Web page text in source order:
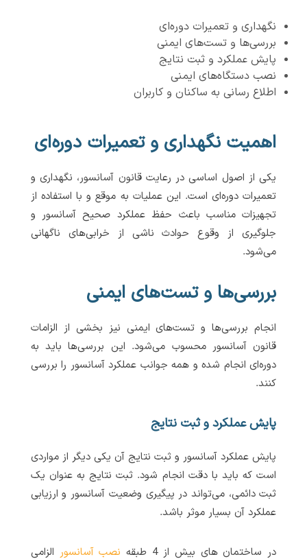
نگهداری و تعمیرات دوره‌ای
بررسی‌ها و تست‌های ایمنی
پایش عملکرد و ثبت نتایج
نصب دستگاه‌های ایمنی
اطلاع رسانی به ساکنان و کاربران
اهمیت نگهداری و تعمیرات دوره‌ای
یکی از اصول اساسی در رعایت قانون آسانسور، نگهداری و
تعمیرات دوره‌ای است. این عملیات به موقع و با استفاده از
تجهیزات مناسب باعث حفظ عملکرد صحیح آسانسور و
جلوگیری از وقوع حوادث ناشی از خرابی‌های ناگهانی
می‌شود.
بررسی‌ها و تست‌های ایمنی
انجام بررسی‌ها و تست‌های ایمنی نیز بخشی از الزامات
قانون آسانسور محسوب می‌شود. این بررسی‌ها باید به
دوره‌ای انجام شده و همه جوانب عملکرد آسانسور را بررسی
کنند.
پایش عملکرد و ثبت نتایج
پایش عملکرد آسانسور و ثبت نتایج آن یکی دیگر از مواردی
است که باید با دقت انجام شود. ثبت نتایج به عنوان یک
ثبت دائمی، می‌تواند در پیگیری وضعیت آسانسور و ارزیابی
عملکرد آن بسیار موثر باشد.
در ساختمان های بیش از 4 طبقه نصب آسانسور الزامی